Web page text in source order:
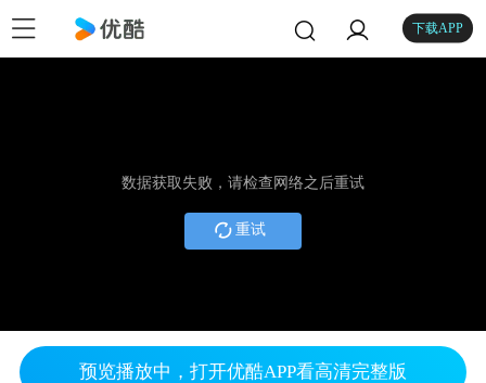
下载APP
数据获取失败，请检查网络之后重试
重试
预览播放中，打开优酷APP看高清完整版